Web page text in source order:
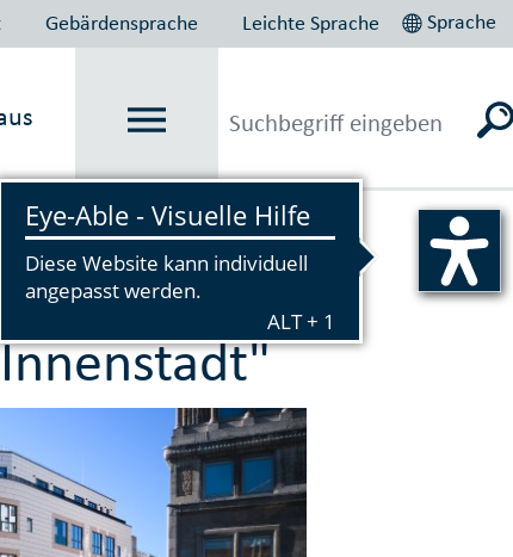
Gebärdensprache Leichte Sprache Sprache